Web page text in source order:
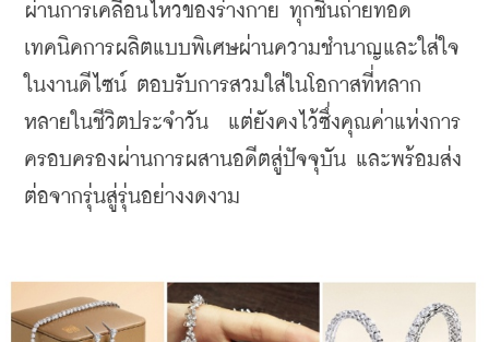
ผ่านการเคลื่อนไหวของร่างกาย ทุกชิ้นถ่ายทอด
เทคนิคการผลิตแบบพิเศษผ่านความชำนาญและใส่ใจ
ในงานดีไซน์ ตอบรับการสวมใส่ในโอกาสที่หลาก
หลายในชีวิตประจำวัน  แต่ยังคงไว้ซึ่งคุณค่าแห่งการ
ครอบครองผ่านการผสานอดีตสู่ปัจจุบัน และพร้อมส่ง
ต่อจากรุ่นสู่รุ่นอย่างงดงาม